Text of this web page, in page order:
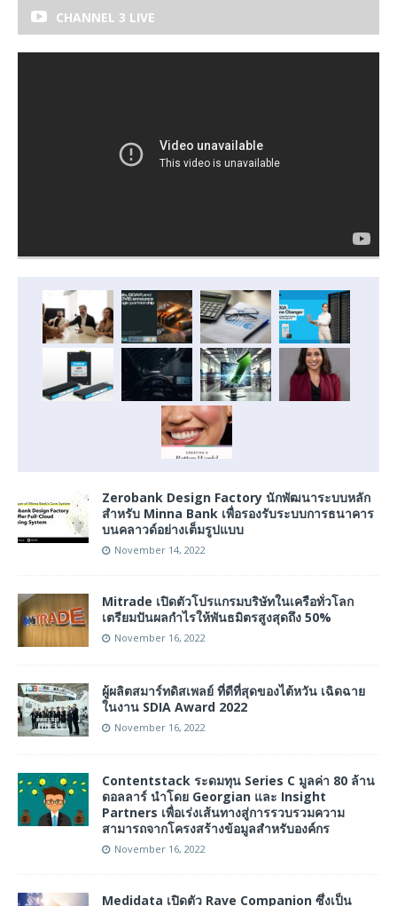
CHANNEL 3 LIVE
Zerobank Design Factory นักพัฒนาระบบหลัก
สำหรับ Minna Bank เพื่อรองรับระบบการธนาคาร
บนคลาวด์อย่างเต็มรูปแบบ
November 14, 2022
Mitrade เปิดตัวโปรแกรมบริษัทในเครือทั่วโลก
เตรียมปันผลกำไรให้พันธมิตรสูงสุดถึง 50%
November 16, 2022
ผู้ผลิตสมาร์ทดิสเพลย์ ที่ดีที่สุดของไต้หวัน เฉิดฉาย
ในงาน SDIA Award 2022
November 16, 2022
Contentstack ระดมทุน Series C มูลค่า 80 ล้าน
ดอลลาร์ นำโดย Georgian และ Insight
Partners เพื่อเร่งเส้นทางสู่การรวบรวมความ
สามารถจากโครงสร้างข้อมูลสำหรับองค์กร
November 16, 2022
Medidata เปิดตัว Rave Companion ซึ่งเป็น